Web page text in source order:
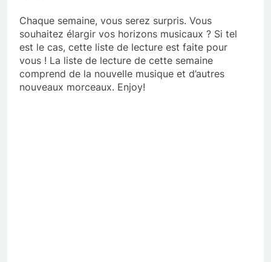
Chaque semaine, vous serez surpris. Vous
souhaitez élargir vos horizons musicaux ? Si tel
est le cas, cette liste de lecture est faite pour
vous ! La liste de lecture de cette semaine
comprend de la nouvelle musique et d’autres
nouveaux morceaux. Enjoy!